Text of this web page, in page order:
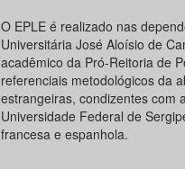
O EPLE é realizado nas
Universitária José Aloísio de
acadêmico da Pró-Reitoria de
referenciais metodológicos da
estrangeiras, condizentes com
Universidade Federal de
francesa e espanhola.